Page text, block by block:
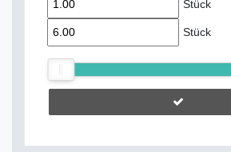
Stück
Stück